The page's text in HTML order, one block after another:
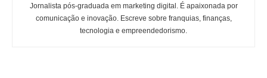
Jornalista pós-graduada em marketing digital. É apaixonada por
comunicação e inovação. Escreve sobre franquias, finanças,
tecnologia e empreendedorismo.